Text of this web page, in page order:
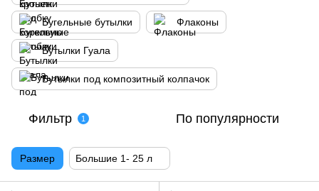
Бугельные бутылки Флаконы
Бутылки Гуала
Бутылки под композитный колпачок
Фильтр 1 По популярности
Размер Большие 1- 25 л